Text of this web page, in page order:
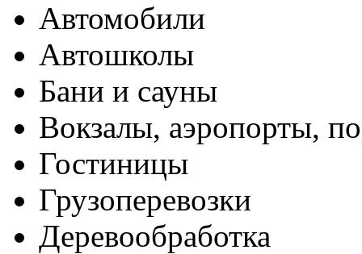
Автомобили
Автошколы
Бани и сауны
Вокзалы, аэропорты,
Гостиницы
Грузоперевозки
Деревообработка